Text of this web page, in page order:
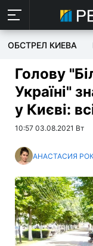
ОБСТРЕЛ КИЕВА
Голову
Україні"
у Києві:
10:57 03.08.2021 Вт
АНАСТАСИЯ